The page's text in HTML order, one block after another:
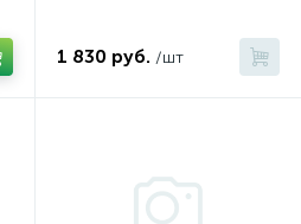
1 830 руб. /шт
ограждений